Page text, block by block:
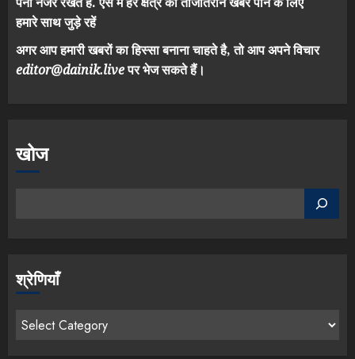
हमारे साथ जुड़े रहें
अगर आप हमारी खबरों का हिस्सा बनाना चाहते है, तो आप अपने विचार
editor@dainik.liveपर भेज सकते हैं।
खोज
श्रेणियाँ